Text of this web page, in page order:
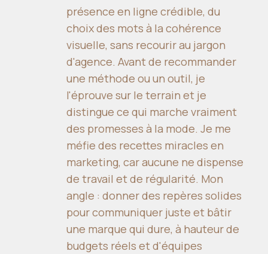
présence en ligne crédible, du
choix des mots à la cohérence
visuelle, sans recourir au jargon
d'agence. Avant de recommander
une méthode ou un outil, je
l'éprouve sur le terrain et je
distingue ce qui marche vraiment
des promesses à la mode. Je me
méfie des recettes miracles en
marketing, car aucune ne dispense
de travail et de régularité. Mon
angle : donner des repères solides
pour communiquer juste et bâtir
une marque qui dure, à hauteur de
budgets réels et d'équipes